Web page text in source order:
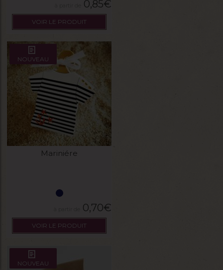
0,85€
VOIR LE PRODUIT
NOUVEAU
Mariniére
0,70€
VOIR LE PRODUIT
NOUVEAU